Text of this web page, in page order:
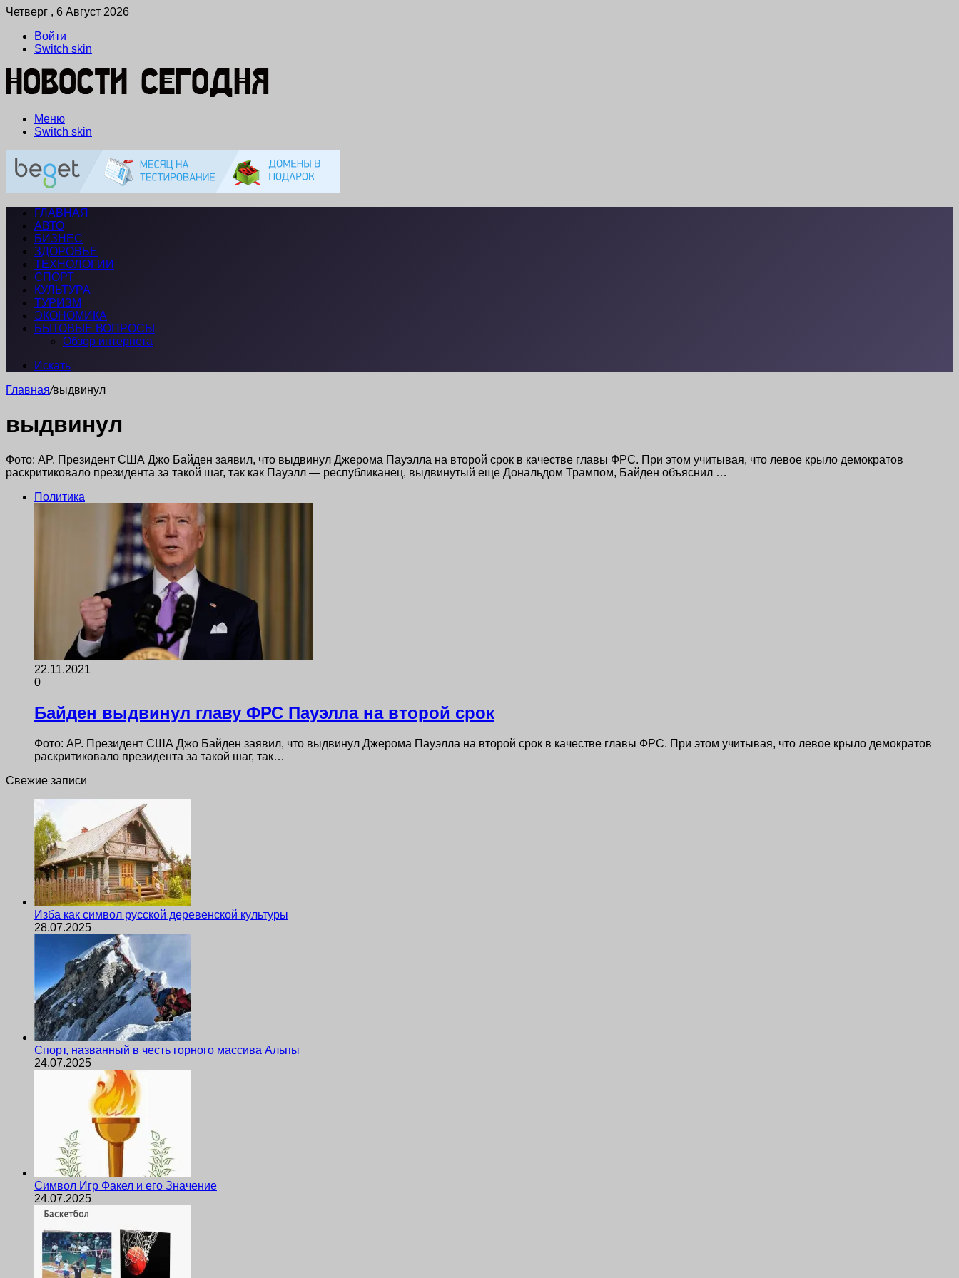
Четверг , 6 Август 2026
Войти
Switch skin
Меню
Switch skin
ГЛАВНАЯ
АВТО
БИЗНЕС
ЗДОРОВЬЕ
ТЕХНОЛОГИИ
СПОРТ
КУЛЬТУРА
ТУРИЗМ
ЭКОНОМИКА
БЫТОВЫЕ ВОПРОСЫ
Обзор интернета
Искать
Главная/выдвинул
выдвинул
Фото: AP. Президент США Джо Байден заявил, что выдвинул Джерома Пауэлла на второй срок в качестве главы ФРС. При этом учитывая, что левое крыло демократов
раскритиковало президента за такой шаг, так как Пауэлл — республиканец, выдвинутый еще Дональдом Трампом, Байден объяснил …
Политика
22.11.2021
0
Байден выдвинул главу ФРС Пауэлла на второй срок
Фото: AP. Президент США Джо Байден заявил, что выдвинул Джерома Пауэлла на второй срок в качестве главы ФРС. При этом учитывая, что левое крыло демократов
раскритиковало президента за такой шаг, так…
Свежие записи
Изба как символ русской деревенской культуры
28.07.2025
Спорт, названный в честь горного массива Альпы
24.07.2025
Символ Игр Факел и его Значение
24.07.2025